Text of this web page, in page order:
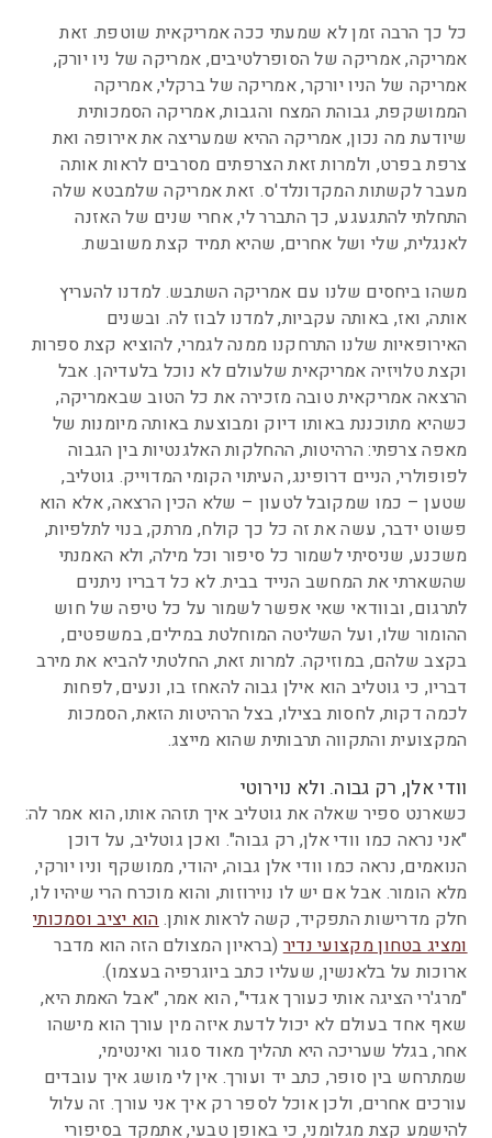
כל כך הרבה זמן לא שמעתי ככה אמריקאית שוטפת. זאת
אמריקה, אמריקה של הסופרלטיבים, אמריקה של ניו יורק,
אמריקה של הניו יורקר, אמריקה של ברקלי, אמריקה
הממושקפת, גבוהת המצח והגבות, אמריקה הסמכותית
שיודעת מה נכון, אמריקה ההיא שמעריצה את אירופה ואת
צרפת בפרט, ולמרות זאת הצרפתים מסרבים לראות אותה
מעבר לקשתות המקדונלד'ס. זאת אמריקה שלמבטא שלה
התחלתי להתגעגע, כך התברר לי, אחרי שנים של האזנה
לאנגלית, שלי ושל אחרים, שהיא תמיד קצת משובשת.
משהו ביחסים שלנו עם אמריקה השתבש. למדנו להעריץ
אותה, ואז, באותה עקביות, למדנו לבוז לה. ובשנים
האירופאיות שלנו התרחקנו ממנה לגמרי, להוציא קצת ספרות
וקצת טלויזיה אמריקאית שלעולם לא נוכל בלעדיהן. אבל
הרצאה אמריקאית טובה מזכירה את כל הטוב שבאמריקה,
כשהיא מתוכננת באותו דיוק ומבוצעת באותה מיומנות של
מאפה צרפתי: הרהיטות, ההחלקות האלגנטיות בין הגבוה
לפופולרי, הניים דרופינג, העיתוי הקומי המדוייק. גוטליב,
שטען – כמו שמקובל לטעון – שלא הכין הרצאה, אלא הוא
פשוט ידבר, עשה את זה כל כך קולח, מרתק, בנוי לתלפיות,
משכנע, שניסיתי לשמור כל סיפור וכל מילה, ולא האמנתי
שהשארתי את המחשב הנייד בבית. לא כל דבריו ניתנים
לתרגום, ובוודאי שאי אפשר לשמור על כל טיפה של חוש
ההומור שלו, ועל השליטה המוחלטת במילים, במשפטים,
בקצב שלהם, במוזיקה. למרות זאת, החלטתי להביא את מירב
דבריו, כי גוטליב הוא אילן גבוה להאחז בו, ונעים, לפחות
לכמה דקות, לחסות בצילו, בצל הרהיטות הזאת, הסמכות
המקצועית והתקווה תרבותית שהוא מייצג.
וודי אלן, רק גבוה. ולא נוירוטי
כשארנט ספיר שאלה את גוטליב איך תזהה אותו, הוא אמר לה:
"אני נראה כמו וודי אלן, רק גבוה". ואכן גוטליב, על דוכן
הנואמים, נראה כמו וודי אלן גבוה, יהודי, ממושקף וניו יורקי,
מלא הומור. אבל אם יש לו נוירוזות, והוא מוכרח הרי שיהיו לו,
חלק מדרישות התפקיד, קשה לראות אותן.הוא יציב וסמכותי
ומציג בטחון מקצועי נדיר(בראיון המצולם הזה הוא מדבר
ארוכות על בלאנשין, שעליו כתב ביוגרפיה בעצמו).
"מרג'רי הציגה אותי כעורך אגדי", הוא אמר, "אבל האמת היא,
שאף אחד בעולם לא יכול לדעת איזה מין עורך הוא מישהו
אחר, בגלל שעריכה היא תהליך מאוד סגור ואינטימי,
שמתרחש בין סופר, כתב יד ועורך. אין לי מושג איך עובדים
עורכים אחרים, ולכן אוכל לספר רק איך אני עורך. זה עלול
להישמע קצת מגלומני, כי באופן טבעי, אתמקד בסיפורי